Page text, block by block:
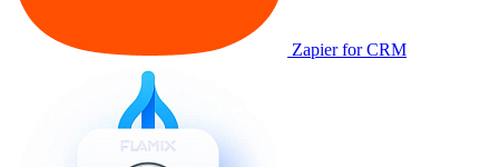
Zapier for CRM